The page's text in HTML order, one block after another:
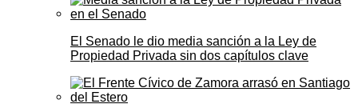
El Senado le dio media sanción a la Ley de
Propiedad Privada sin dos capítulos clave